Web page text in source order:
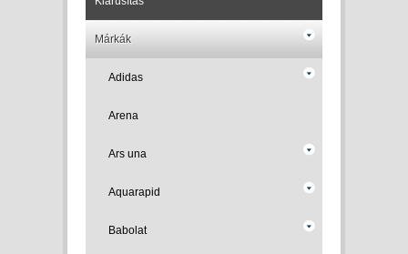
Márkák
Adidas
Arena
Ars una
Aquarapid
Babolat